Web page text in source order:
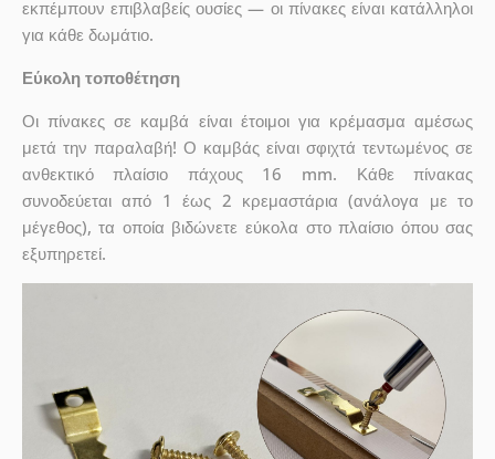
εκπέμπουν επιβλαβείς ουσίες — οι πίνακες είναι κατάλληλοι
για κάθε δωμάτιο.
Εύκολη τοποθέτηση
Οι πίνακες σε καμβά είναι έτοιμοι για κρέμασμα αμέσως
μετά την παραλαβή! Ο καμβάς είναι σφιχτά τεντωμένος σε
ανθεκτικό πλαίσιο πάχους 16 mm. Κάθε πίνακας
συνοδεύεται από 1 έως 2 κρεμαστάρια (ανάλογα με το
μέγεθος), τα οποία βιδώνετε εύκολα στο πλαίσιο όπου σας
εξυπηρετεί.